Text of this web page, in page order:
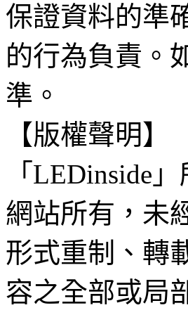
保證資料的準
的行為負責。
準。
【版權聲明】
「LEDinside
網站所有，未
形式重制、轉
容之全部或局